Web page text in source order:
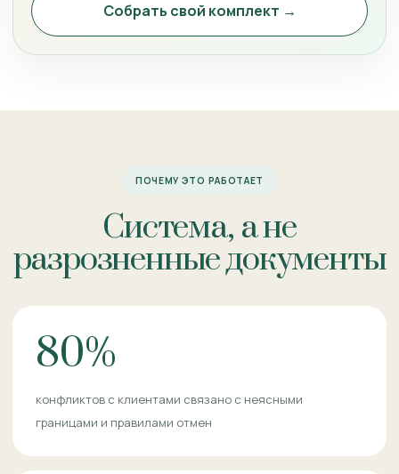
Собрать свой комплект →
ПОЧЕМУ ЭТО РАБОТАЕТ
Система, а не
разрозненные документы
80%
конфликтов с клиентами связано с неясными
границами и правилами отмен